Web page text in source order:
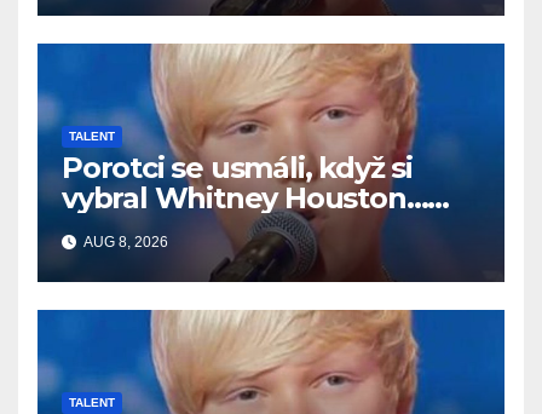
TALENT
Porotci se usmáli, když si
vybral Whitney Houston…
Pak začal zpívat
AUG 8, 2026
TALENT